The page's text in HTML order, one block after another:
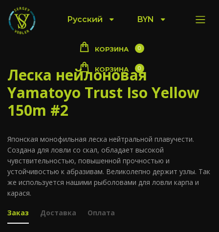
Русский BYN
КОРЗИНА 0
КОРЗИНА 0
Леска нейлоновая
Yamatoyo Trust Iso Yellow
150m #2
Японская монофильная леска нейтральной плавучести.
Создана для ловли со скал, обладает высокой
чувствительностью, повышенной прочностью и
устойчивостью к абразивам. Великолепно держит узлы. Так
же используется нашими рыболовами для ловли карпа и
карася.
Заказ Доставка Оплата